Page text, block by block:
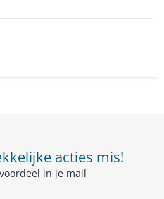
acties mis!
in je mail